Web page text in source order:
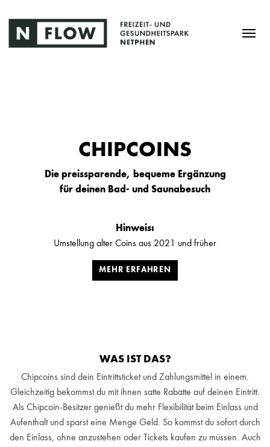
CHIPCOINS
Die preissparende, bequeme Ergänzung
für deinen Bad- und Saunabesuch
Hinweis:
Umstellung alter Coins aus 2021 und früher
MEHR ERFAHREN
WAS IST DAS?
Chipcoins sind dein Eintrittsticket und Zahlungsmittel in einem.
Gleichzeitig bekommst du mit ihnen satte Rabatte auf deinen Eintritt.
Als Chipcoin-Besitzer genießt du mehr Flexibilität beim Einlass und
Aufenthalt und sparst eine Menge Geld. So kommst du sofort durch
den Einlass, ohne anzustehen oder Tickets kaufen zu müssen. Auch